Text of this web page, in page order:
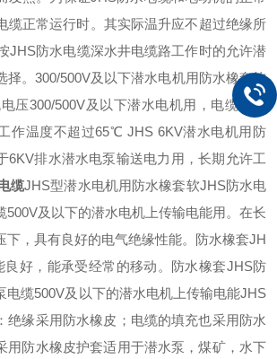
缆正常运行时。其实际温升应不超过绝缘所
JHS防水电缆深水井电缆路工作时的允许潜
择。300/500V及以下潜水电机用防水橡套软
压300/500V及以下潜水电机用，电缆一端
作温度不超过65℃ JHS 6KV潜水电机用防
6KV排水潜水电泵输送电力用，长期允许工
缆JHS型潜水电机用防水橡套软JHS防水电
500V及以下的潜水电机上传输电能用。在长
下，具有良好的电气绝缘性能。防水橡套JH
良好，能承受经常的移动。防水橡套JHS防
电缆500V及以下的潜水电机上传输电能JHS
绝缘采用防水橡皮；电缆的填充也采用防水
用防水橡皮护套适用于潜水泵，煤矿，水下